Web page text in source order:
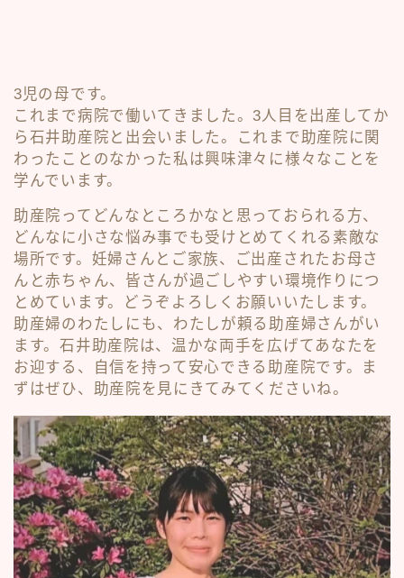
3児の母です。
これまで病院で働いてきました。3人目を出産してか
ら石井助産院と出会いました。これまで助産院に関
わったことのなかった私は興味津々に様々なことを
学んでいます。
助産院ってどんなところかなと思っておられる方、
どんなに小さな悩み事でも受けとめてくれる素敵な
場所です。妊婦さんとご家族、ご出産されたお母さ
んと赤ちゃん、皆さんが過ごしやすい環境作りにつ
とめています。どうぞよろしくお願いいたします。
助産婦のわたしにも、わたしが頼る助産婦さんがい
ます。石井助産院は、温かな両手を広げてあなたを
お迎する、自信を持って安心できる助産院です。ま
ずはぜひ、助産院を見にきてみてくださいね。